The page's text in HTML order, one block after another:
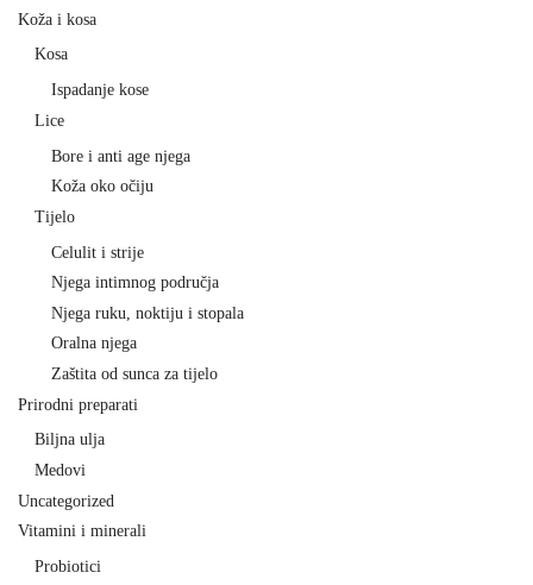
Koža i kosa
Kosa
Ispadanje kose
Lice
Bore i anti age njega
Koža oko očiju
Tijelo
Celulit i strije
Njega intimnog područja
Njega ruku, noktiju i stopala
Oralna njega
Zaštita od sunca za tijelo
Prirodni preparati
Biljna ulja
Medovi
Uncategorized
Vitamini i minerali
Probiotici